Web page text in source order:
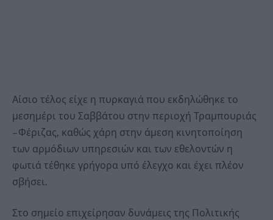
Αίσιο τέλος είχε η πυρκαγιά που εκδηλώθηκε το
μεσημέρι του Σαββάτου στην περιοχή Τραμπουριάς
– Φέριζας, καθώς χάρη στην άμεση κινητοποίηση
των αρμόδιων υπηρεσιών και των εθελοντών η
φωτιά τέθηκε γρήγορα υπό έλεγχο και έχει πλέον
σβήσει.
Στο σημείο επιχείρησαν δυνάμεις της Πολιτικής